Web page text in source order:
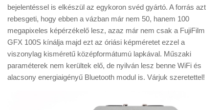
bejelentéssel is elkészül az egykoron svéd gyártó. A forrás azt
rebesgeti, hogy ebben a vázban már nem 50, hanem 100
megapixeles képérzékelő lesz, azaz már nem csak a FujiFilm
GFX 100S kínálja majd ezt az óriási képméretet ezzel a
viszonylag kisméretű középformátumú lapkával. Műszaki
paraméterek nem kerültek elő, de nyilván lesz benne WiFi és
alacsony energiaigényű Bluetooth modul is. Várjuk szeretettel!